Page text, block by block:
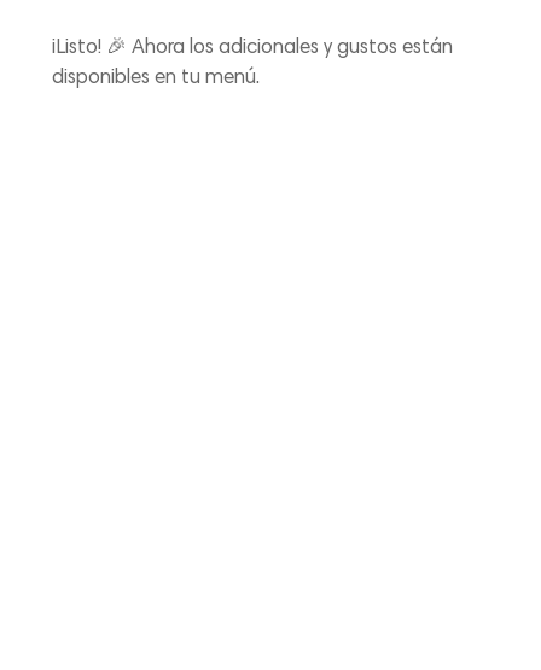
¡Listo! 🎉 Ahora los adicionales y gustos están
disponibles en tu menú.